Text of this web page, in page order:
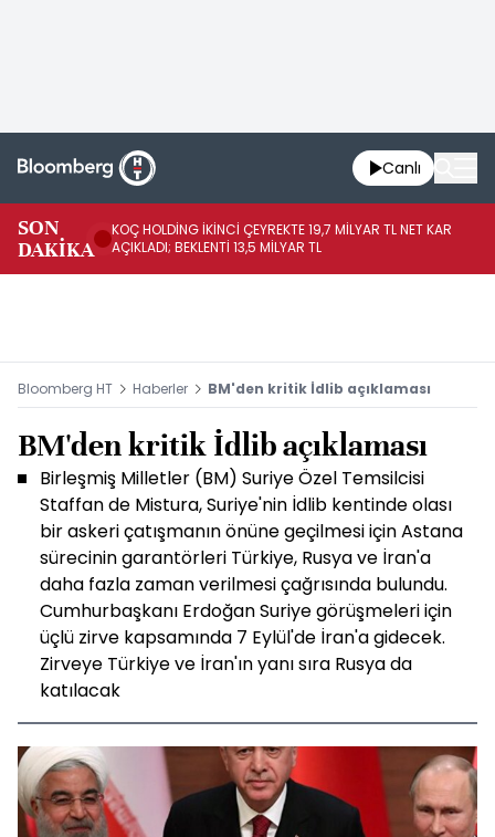
Canlı
SON
DAKİKA
KOÇ HOLDİNG İKİNCİ ÇEYREKTE 19,7 MİLYAR TL NET KAR
AÇIKLADI; BEKLENTİ 13,5 MİLYAR TL
Bloomberg HT Haberler BM'den kritik İdlib açıklaması
BM'den kritik İdlib açıklaması
Birleşmiş Milletler (BM) Suriye Özel Temsilcisi
Staffan de Mistura, Suriye'nin İdlib kentinde olası
bir askeri çatışmanın önüne geçilmesi için Astana
sürecinin garantörleri Türkiye, Rusya ve İran'a
daha fazla zaman verilmesi çağrısında bulundu.
Cumhurbaşkanı Erdoğan Suriye görüşmeleri için
üçlü zirve kapsamında 7 Eylül'de İran'a gidecek.
Zirveye Türkiye ve İran'ın yanı sıra Rusya da
katılacak